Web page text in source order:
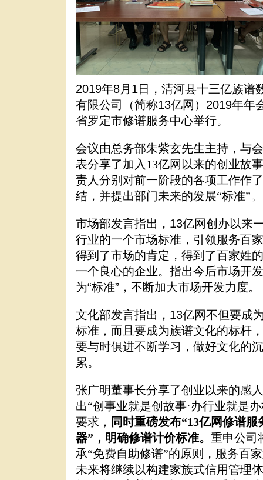
2019年8月 1日
，清河县十三亿族谱
有限公司（简称13亿网） 2019年年
省罗定市修谱服务中心举行。
会议由总务部朱紫玄先生主持， 与
表分享了加入 13亿网以来的创业故
责人分别对前一阶段的各项工作作
结，并提出部门未来的发展“标准”。
市场部发言指出， 13亿网创办以来
行业的一个市场标准，引领服务百
得到了市场的肯定，得到了百家姓
一个良心的企业。指出今后市场开
为“标准”，不断加大市场开发力度。
文化部发言指出， 13亿网不但要成
标准，而且要成为族谱文化的标杆
要与时俱进不断学习，做好文化的
累。
张广明董事长分享了创业以来的感
出“创事业就是创故事·办行业就是
要求， 同时重磅发布“13亿网修谱服
器”，明确修谱计价标准。 重申公司
承“免费自助修谱”的原则，服务百
未来将继续以构建家族式信用管理